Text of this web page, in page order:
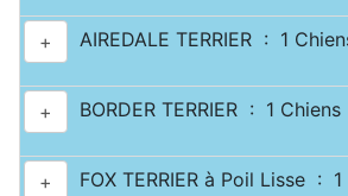
+ AIREDALE TERRIER : 1
+ BORDER TERRIER : 1 Chiens
+ FOX TERRIER à Poil Lisse : 1